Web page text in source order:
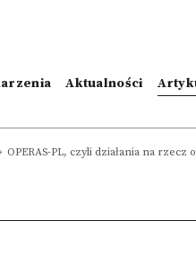
Aktualności
OPERAS-PL, czyli działania na